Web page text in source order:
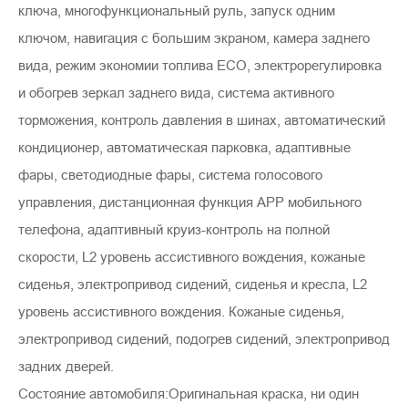
ключа, многофункциональный руль, запуск одним
ключом, навигация с большим экраном, камера заднего
вида, режим экономии топлива ECO, электрорегулировка
и обогрев зеркал заднего вида, система активного
торможения, контроль давления в шинах, автоматический
кондиционер, автоматическая парковка, адаптивные
фары, светодиодные фары, система голосового
управления, дистанционная функция APP мобильного
телефона, адаптивный круиз-контроль на полной
скорости, L2 уровень ассистивного вождения, кожаные
сиденья, электропривод сидений, сиденья и кресла, L2
уровень ассистивного вождения. Кожаные сиденья,
электропривод сидений, подогрев сидений, электропривод
задних дверей.
Состояние автомобиля:Оригинальная краска, ни один